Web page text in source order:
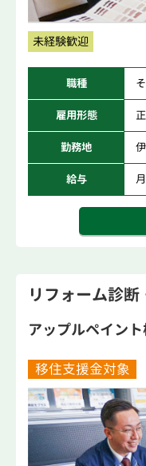
未経験歓迎
職種
雇用形態
勤務地
給与
リフォーム診断
アップルペイン
移住支援金対象